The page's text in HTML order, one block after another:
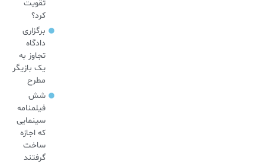
تقویت
کرد؟
برگزاری
دادگاه
تجاوز به
یک بازیگر
مطرح
شش
فیلمنامه
سینمایی
که اجازه
ساخت
گرفتند